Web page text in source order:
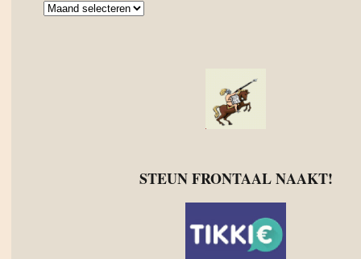
Archief
STEUN FRONTAAL NAAKT!